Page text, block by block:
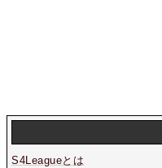
S4Leagueとは